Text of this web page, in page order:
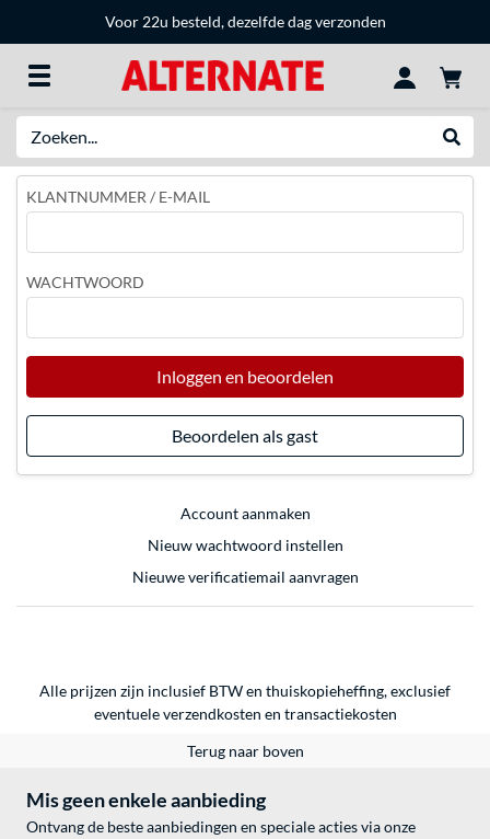
Voor 22u besteld, dezelfde dag verzonden
KLANTNUMMER / E-MAIL
WACHTWOORD
Inloggen en beoordelen
Beoordelen als gast
Account aanmaken
Nieuw wachtwoord instellen
Nieuwe verificatiemail aanvragen
Alle prijzen zijn inclusief BTW en thuiskopieheffing, exclusief
eventueleverzendkosten en transactiekosten
Terug naar boven
Mis geen enkele aanbieding
Ontvang de beste aanbiedingen en speciale acties via onze